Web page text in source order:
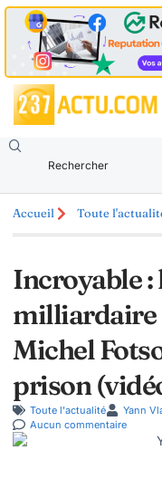
Accueil Toute
Incroyable :
milliardaire
Michel
prison
Toute l'actualité Yann
Aucun commentaire